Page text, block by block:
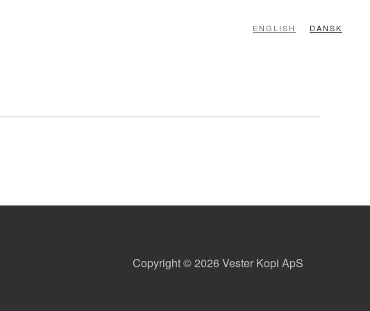
ENGLISH DANSK
Copyright © 2026 Vester Kopi ApS